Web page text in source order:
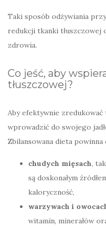
Taki sposób odżywiania
redukcji tkanki
zdrowia.
Co jeść, aby
tłuszczowej?
Aby efektywnie zredukować
wprowadzić do swojego
Zbilansowana dieta powinna
chudych mięsach,
są doskonałym
kaloryczność,
warzywach i
witamin, minerałów